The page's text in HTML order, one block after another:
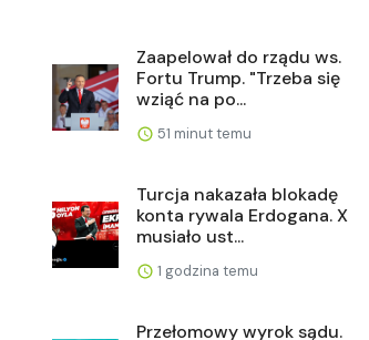
Zaapelował do rządu ws.
Fortu Trump. "Trzeba się
wziąć na po...
51 minut temu
Turcja nakazała blokadę
konta rywala Erdogana. X
musiało ust...
1 godzina temu
Przełomowy wyrok sądu.